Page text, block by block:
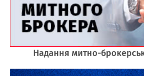
Надання митно-